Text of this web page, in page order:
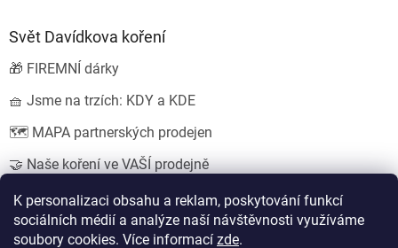
K personalizaci obsahu a reklam, poskytování funkcí
sociálních médií a analýze naší návštěvnosti využíváme
soubory cookies. Více informací zde.
Svět Davídkova koření
🎁 FIREMNÍ dárky
🧺 Jsme na trzích: KDY a KDE
🗺️ MAPA partnerských prodejen
🤝 Naše koření ve VAŠÍ prodejně
💍 SVATEBNÍ dárky